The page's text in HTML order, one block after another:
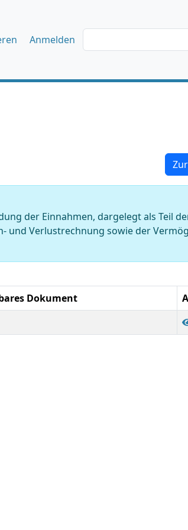
Anmelden
der Einnahmen, dargelegt als Teil
und Verlustrechnung sowie der
Dokument